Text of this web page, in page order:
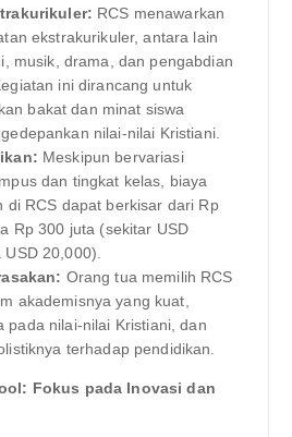
RCS menawarkan
ekstrakurikuler, antara lain
musik, drama, dan pengabdian
ini dirancang untuk
bakat dan minat siswa
nilai-nilai Kristiani.
Meskipun bervariasi
dan tingkat kelas, biaya
di RCS dapat berkisar dari Rp
Rp 300 juta (sekitar USD
USD 20,000).
Orang tua memilih RCS
akademisnya yang kuat,
pada nilai-nilai Kristiani, dan
terhadap pendidikan.
Fokus pada Inovasi dan